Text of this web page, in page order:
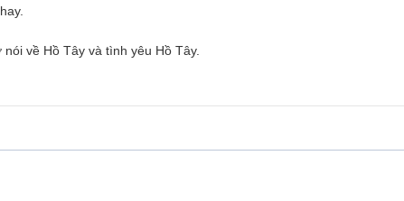
về Hồ Tây và tình yêu Hồ Tây.